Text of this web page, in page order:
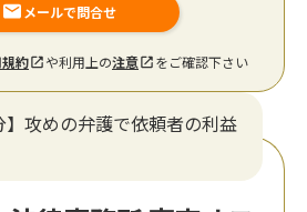
メールで問合せ
約 や利用上の注意 をご確認下さい
】攻めの弁護で依頼者の利益